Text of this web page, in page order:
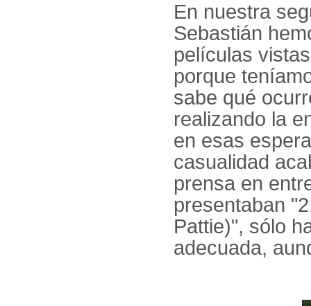
En nuestra
Sebastián
películas
porque
sabe qué
realizando la
en esas
casualidad
prensa en
presentaban
Pattie)", sólo
adecuada,